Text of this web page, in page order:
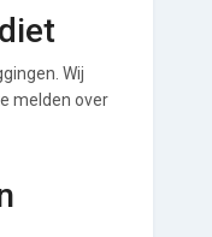
Wij
melden over